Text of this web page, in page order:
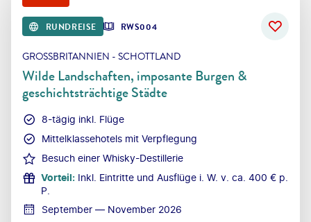
RUNDREISE RWS004
GROSSBRITANNIEN - SCHOTTLAND
Wilde Landschaften, imposante Burgen &
geschichtsträchtige Städte
8-tägig inkl. Flüge
Mittelklassehotels mit Verpflegung
Besuch einer Whisky-Destillerie
Vorteil: Inkl. Eintritte und Ausflüge i. W. v. ca. 400 € p.
P.
September — November 2026